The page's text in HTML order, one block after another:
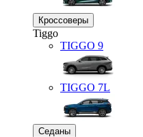
Кроссоверы
Tiggo
TIGGO 9
TIGGO 7L
Седаны